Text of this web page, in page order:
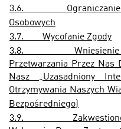
3.6.
Osobowych
3.7.
Wycofanie Zgody
3.8.
Przetwarzania Przez Nas
Nasz „Uzasadniony
Otrzymywania Naszych
Bezpośredniego)
3.9.